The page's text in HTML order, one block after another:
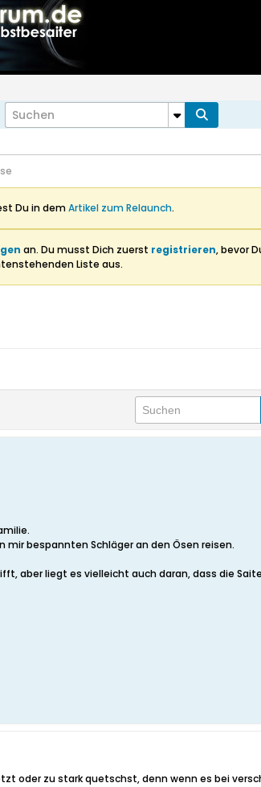
Du in demArtikel zum Relaunch.
an. Du musst Dich zuerst registrieren, bevor
Liste aus.
bespannten Schläger an den Ösen reisen.
aber liegt es vielleicht auch daran, dass die
oder zu stark quetschst, denn wenn es bei